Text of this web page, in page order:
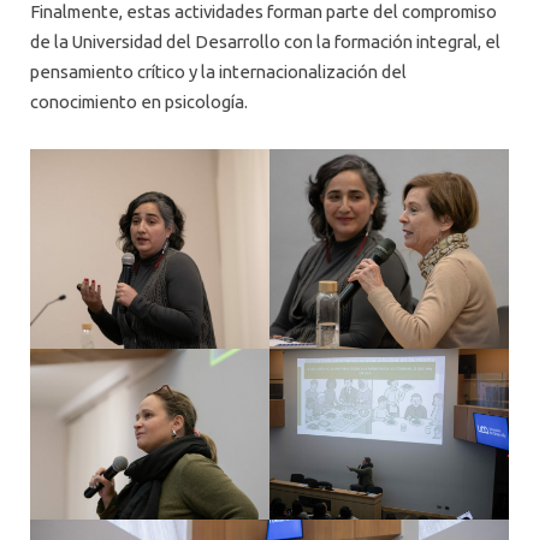
Finalmente, estas actividades forman parte del compromiso
de la Universidad del Desarrollo con la formación integral, el
pensamiento crítico y la internacionalización del
conocimiento en psicología.